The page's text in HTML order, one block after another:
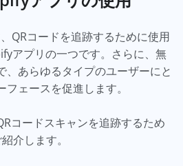
QRコードを追跡するために使用
アプリの一つです。さらに、無
、あらゆるタイプのユーザーにと
ェースを促進します。
コードスキャンを追跡するため
介します。